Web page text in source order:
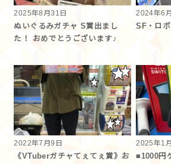
2025年8月31日
ぬいぐるみガチャ S賞出まし
た！ おめでとうございます♪
2024年6
SF・ロ
2022年7月9日
《VTuberガチャてぇてぇ賞》お
2025年1
■1000円